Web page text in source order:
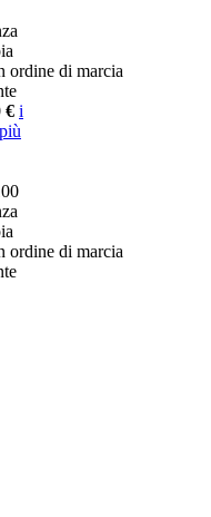
ordine di marcia
€ i
ordine di marcia